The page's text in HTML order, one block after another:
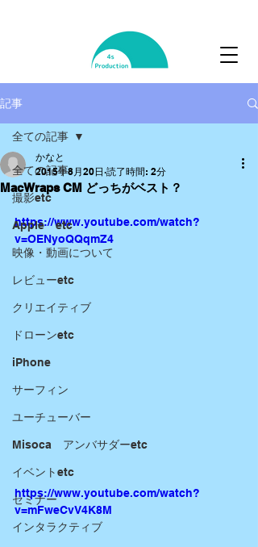
記事
全ての記事
撮影etc
Apple etc
映像・動画について
レビューetc
クリエイティブ
ドローンetc
iPhone
サーフィン
ユーチューバー
Misoca アンバサダーetc
イベントetc
セミナー
インタラクティブ
全ての記事
MacWraps CM どっちがベスト？
かなと
2015年8月20日 読了時間: 2分
https://www.youtube.com/watch?
v=OENyoQQqmZ4
https://www.youtube.com/watch?
v=mFweCvV4K8M